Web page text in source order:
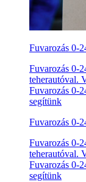
Fuvarozás 0-
Fuvarozás 0-
teherautóval.
Fuvarozás 0-
segítünk
Fuvarozás 0-
Fuvarozás 0-
teherautóval.
Fuvarozás 0-
segítünk